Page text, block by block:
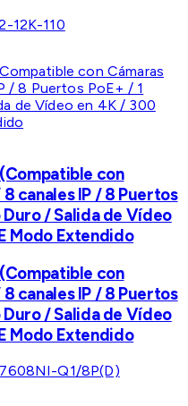
12K-110
con
canales IP / 8 Puertos
Duro / Salida de Vídeo
Modo Extendido
con
canales IP / 8 Puertos
Duro / Salida de Vídeo
Modo Extendido
Q1/8P(D)